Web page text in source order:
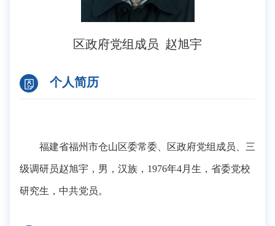
区政府党组成员 赵旭宇
个人简历
福建省福州市仓山区委常委、区政府党组成员、三
级调研员赵旭宇，男，汉族，1976年4月生，省委党校
研究生，中共党员。